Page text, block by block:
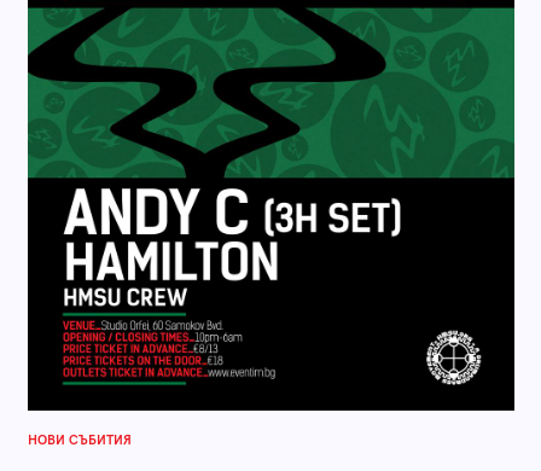
НОВИ СЪБИТИЯ